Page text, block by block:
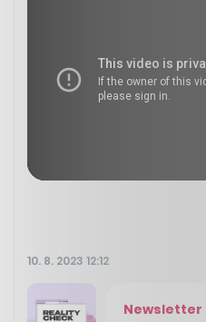
10. 8. 2023 12:12
Newsletter